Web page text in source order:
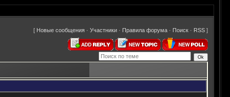
[ Новые сообщения · Участники · Правила форума · Поиск · RSS ]